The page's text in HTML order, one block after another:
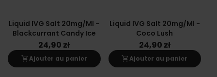
Liquid IVG Salt 20mg/ml -
Blackcurrant Candy Ice
24,90 zł
shopping_cartAjouter au panier
Liquid IVG Salt 20mg/ml -
Coco Lush
24,90 zł
shopping_cartAjouter au panier